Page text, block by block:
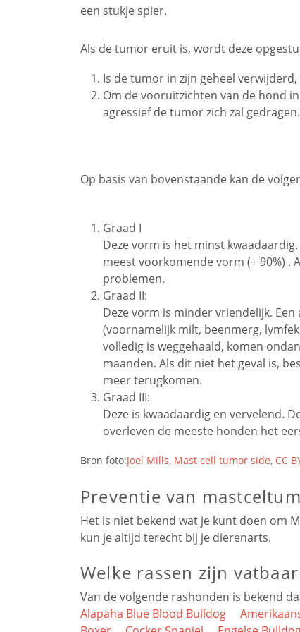
een stukje spier.
Als de tumor eruit is, wordt deze
Is de tumor in zijn geheel
Om de vooruitzichten van de hond
agressief de tumor zich zal gedragen.
Op basis van bovenstaande kan de
Graad I
Deze vorm is het minst
meest voorkomende vorm (+ 90%) .
problemen.
Graad II:
Deze vorm is minder vriendelijk.
(voornamelijk milt, beenmerg,
volledig is weggehaald, komen
maanden. Als dit niet het geval is,
meer terugkomen.
Graad III:
Deze is kwaadaardig en vervelend.
overleven de meeste honden het
Bron foto:Joel Mills, Mast cell tumor side, CC
Preventie van
Het is niet bekend wat je kunt doen om
kun je altijd terecht bij je dierenarts.
Welke rassen zijn
Van de volgende rashonden is bekend
Alapaha Blue Blood Bulldog